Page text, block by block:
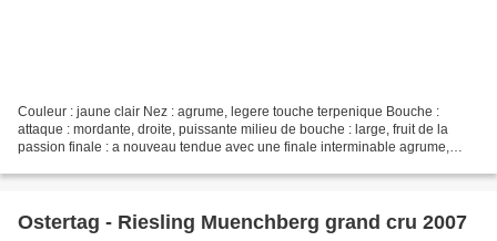
Couleur : jaune clair Nez : agrume, legere touche terpenique Bouche :
attaque : mordante, droite, puissante milieu de bouche : large, fruit de la
passion finale : a nouveau tendue avec une finale interminable agrume,
Ostertag - Riesling Muenchberg grand cru 2007